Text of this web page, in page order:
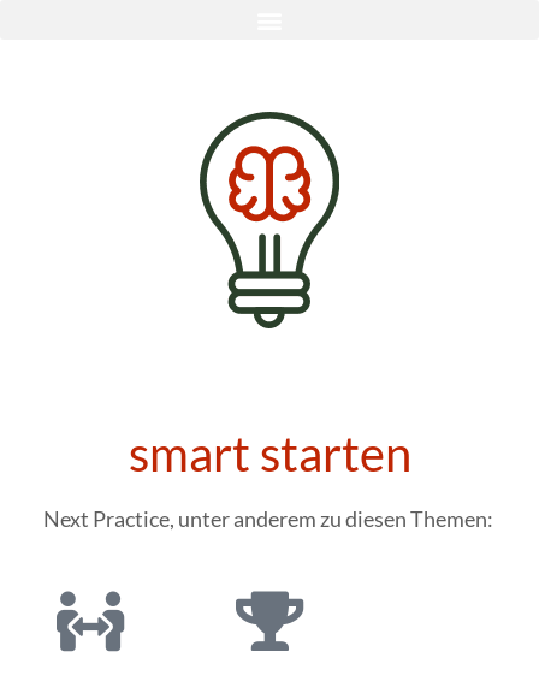
smart starten
Next Practice, unter anderem zu diesen Themen: